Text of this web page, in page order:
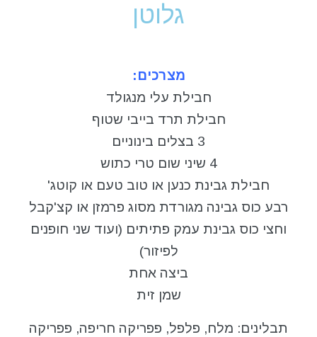
גלוטן
מצרכים:
חבילת עלי מנגולד
חבילת תרד בייבי שטוף
3 בצלים בינוניים
4 שיני שום טרי כתוש
חבילת גבינת כנען או טוב טעם או קוטג'
רבע כוס גבינה מגורדת מסוג פרמזן או קצ'קבל
וחצי כוס גבינת עמק פתיתים (ועוד שני חופנים
לפיזור)
ביצה אחת
שמן זית
תבלינים: מלח, פלפל, פפריקה חריפה, פפריקה